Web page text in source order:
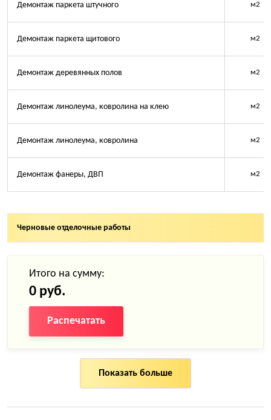
Демонтаж паркета штучного м2
Демонтаж паркета щитового м2
Демонтаж деревянных полов м2
Демонтаж линолеума, ковролина на клею м2
Демонтаж линолеума, ковролина м2
Демонтаж фанеры, ДВП м2
Черновые отделочные работы
Итого на сумму:
0 руб.
Распечатать
Показать больше